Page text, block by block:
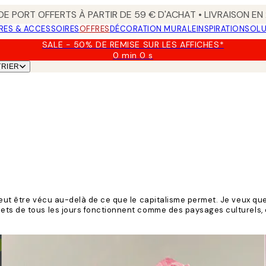
PORT OFFERTS À PARTIR DE 59 € D'ACHAT • LIVRAISON
& ACCESSOIRESOFFRESDÉCORATION MURALEINSPIRATION
SALE - 50% DE REMISE SUR LES AFFICHES*
0 min0 s
Valable
être vécu au-delà de ce que le capitalisme permet. Je veux
de tous les jours fonctionnent comme des paysages